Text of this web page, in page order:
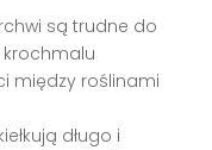
są trudne do
krochmalu
między roślinami
długo i